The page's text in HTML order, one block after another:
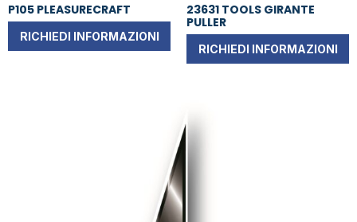
P105 PLEASURECRAFT
RICHIEDI INFORMAZIONI
23631 TOOLS GIRANTE
PULLER
RICHIEDI INFORMAZIONI